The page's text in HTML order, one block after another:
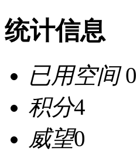
统计信息
已用空间0
积分4
威望0